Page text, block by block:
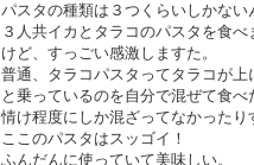
パスタの種類は３つくらいしかない
３人共イカとタラコのパスタを食べ
けど、すっごい感激しますた。
普通、タラコパスタってタラコが上
と乗っているのを自分で混ぜて食べ
情け程度にしか混ざってなかったり
ここのパスタはスッゴイ！
ふんだんに使っていて美味しい。